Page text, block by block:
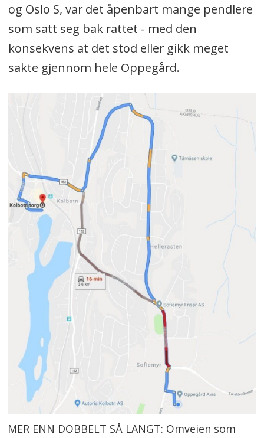
og Oslo S, var det åpenbart mange pendlere
som satt seg bak rattet - med den
konsekvens at det stod eller gikk meget
sakte gjennom hele Oppegård.
MER ENN DOBBELT SÅ LANGT: Omveien som